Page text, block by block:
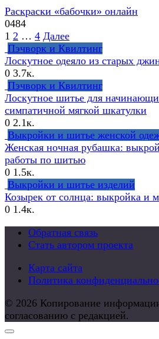
Раскраски «бабочки» онлайн
0484
Навигация
по
записям
1 2 … 4 Далее
Пэчворк и Квилтинг
Лоскутное одеяло из старых
0 3.7к.
Пэчворк и Квилтинг
Лоскутное шитье для
симпатичной мягкой шкатулки
0 2.1к.
Выкройки и шитье женской
Женская ночная рубашка:
работы по шитью
0 1.5к.
Выкройки и шитье изделий
Козырек от солнца: выкройка и
0 1.4к.
Обратная связь
Стать автором проекта
Карта сайта
Политика
© 2026 Копирование
согласованию с редакцией.